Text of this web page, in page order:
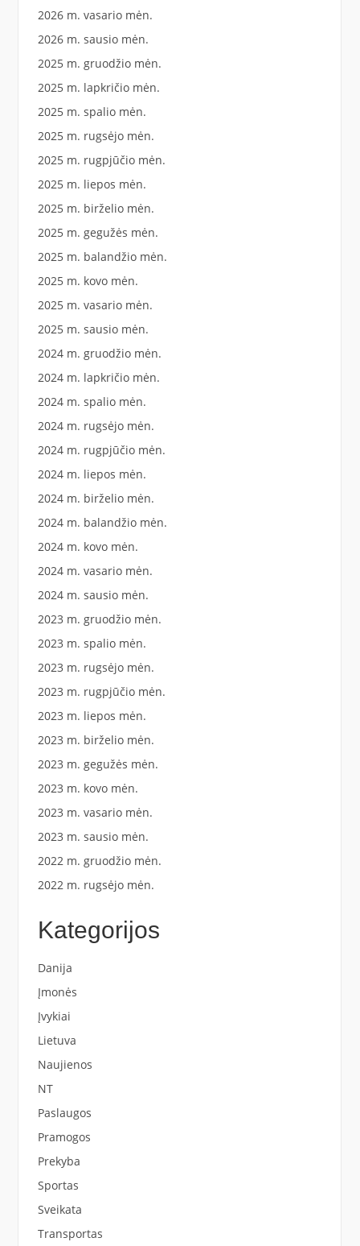
2026 m. vasario mėn.
2026 m. sausio mėn.
2025 m. gruodžio mėn.
2025 m. lapkričio mėn.
2025 m. spalio mėn.
2025 m. rugsėjo mėn.
2025 m. rugpjūčio mėn.
2025 m. liepos mėn.
2025 m. birželio mėn.
2025 m. gegužės mėn.
2025 m. balandžio mėn.
2025 m. kovo mėn.
2025 m. vasario mėn.
2025 m. sausio mėn.
2024 m. gruodžio mėn.
2024 m. lapkričio mėn.
2024 m. spalio mėn.
2024 m. rugsėjo mėn.
2024 m. rugpjūčio mėn.
2024 m. liepos mėn.
2024 m. birželio mėn.
2024 m. balandžio mėn.
2024 m. kovo mėn.
2024 m. vasario mėn.
2024 m. sausio mėn.
2023 m. gruodžio mėn.
2023 m. spalio mėn.
2023 m. rugsėjo mėn.
2023 m. rugpjūčio mėn.
2023 m. liepos mėn.
2023 m. birželio mėn.
2023 m. gegužės mėn.
2023 m. kovo mėn.
2023 m. vasario mėn.
2023 m. sausio mėn.
2022 m. gruodžio mėn.
2022 m. rugsėjo mėn.
Kategorijos
Danija
Įmonės
Įvykiai
Lietuva
Naujienos
NT
Paslaugos
Pramogos
Prekyba
Sportas
Sveikata
Transportas